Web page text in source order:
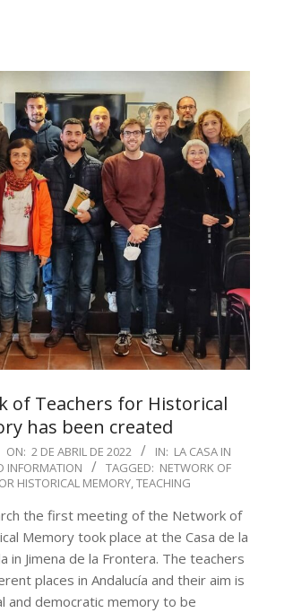
of Teachers for Historical
has been created
ON: 2 DE ABRIL DE 2022 IN: LA CASA IN
INFORMATION TAGGED: NETWORK OF
HISTORICAL MEMORY,TEACHING
the first meeting of the Network of
Memory took place at the Casa de la
in Jimena de la Frontera. The teachers
places in Andalucía and their aim is
and democratic memory to be